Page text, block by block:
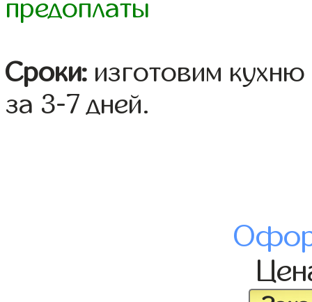
предоплаты
Сроки: изготовим
за 3-7 дней.